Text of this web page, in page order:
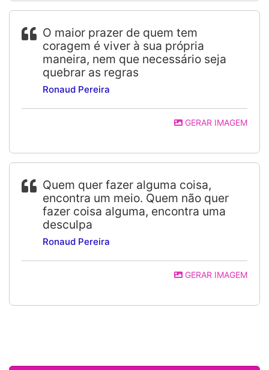
O maior prazer de quem tem
coragem é viver à sua própria
maneira, nem que necessário seja
quebrar as regras
Ronaud Pereira
GERAR IMAGEM
Quem quer fazer alguma coisa,
encontra um meio. Quem não quer
fazer coisa alguma, encontra uma
desculpa
Ronaud Pereira
GERAR IMAGEM